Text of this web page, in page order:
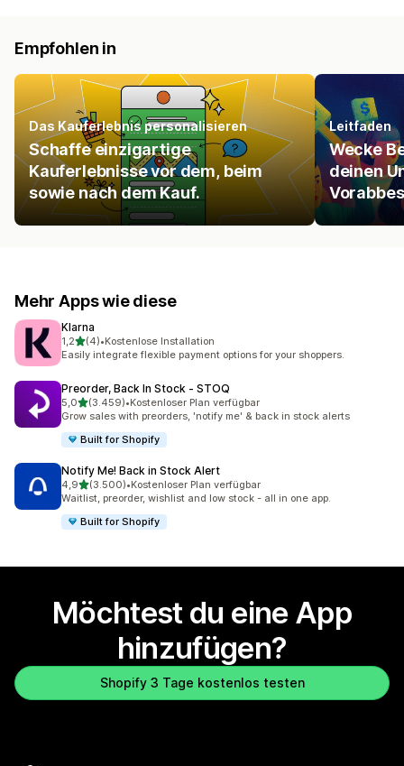
Empfohlen in
Das Kauferlebnis personalisieren
Schaffe einzigartige
Kauferlebnisse vor dem, beim
sowie nach dem Kauf.
Leitfaden
Wecke
deinen
Mehr Apps wie diese
Klarna
1,2von 5 Sternen
(4)
4 Rezensionen insgesamt
•Kostenlose Installation
Easily integrate flexible payment options for your shoppers.
Preorder, Back In Stock ‑ STOQ
5,0von 5 Sternen
(3.459)
3459 Rezensionen insgesamt
•Kostenloser Plan verfügbar
Grow sales with preorders, 'notify me' & back in stock alerts
Built for Shopify
Notify Me! Back in Stock Alert
4,9von 5 Sternen
(3.500)
3500 Rezensionen insgesamt
•Kostenloser Plan verfügbar
Waitlist, preorder, wishlist and low stock - all in one app.
Built for Shopify
Möchtest du eine App
hinzufügen?
Shopify 3 Tage kostenlos testen